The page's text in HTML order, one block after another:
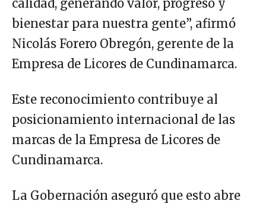
calidad, generando valor, progreso y
bienestar para nuestra gente”, afirmó
Nicolás Forero Obregón, gerente de la
Empresa de Licores de Cundinamarca.
Este reconocimiento contribuye al
posicionamiento internacional de las
marcas de la Empresa de Licores de
Cundinamarca.
La Gobernación aseguró que esto abre